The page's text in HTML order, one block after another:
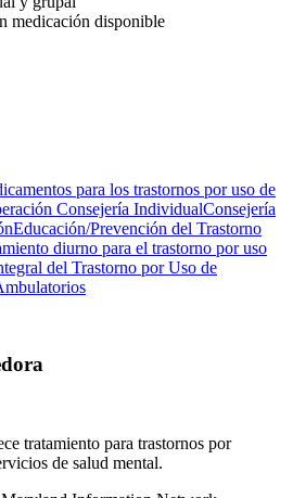
medicación disponible
para los trastornos por uso de
Consejería IndividualConsejería
Educación/Prevención del Trastorno
diurno para el trastorno por uso
del Trastorno por Uso de
tratamiento para trastornos por
de salud mental.